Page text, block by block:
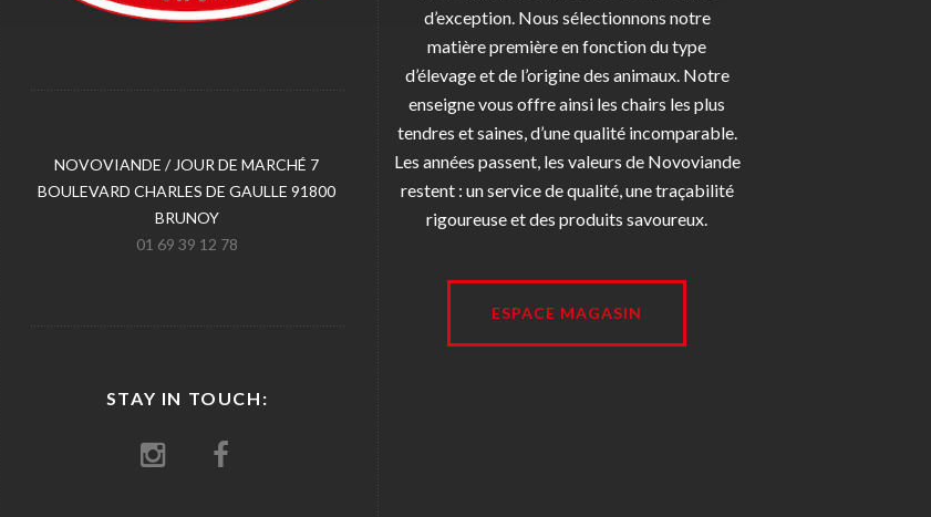
NOVOVIANDE / JOUR DE MARCHÉ 7
BOULEVARD CHARLES DE GAULLE 91800
BRUNOY
01 69 39 12 78
STAY IN TOUCH:
d’exception. Nous sélectionnons notre
matière première en fonction du type
d’élevage et de l’origine des animaux. Notre
enseigne vous offre ainsi les chairs les plus
tendres et saines, d’une qualité incomparable.
Les années passent, les valeurs de Novoviande
restent : un service de qualité, une traçabilité
rigoureuse et des produits savoureux.
ESPACE MAGASIN